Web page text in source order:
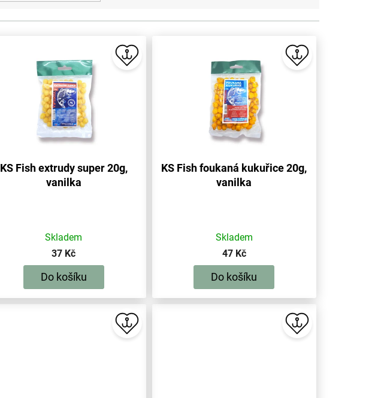
KS Fish extrudy super 20g,
vanilka
Skladem
37 Kč
Do košíku
KS Fish foukaná kukuřice 20g,
vanilka
Skladem
47 Kč
Do košíku